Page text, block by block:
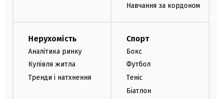
Навчання за кордоном
Нерухомість
Аналітика ринку
Купівля житла
Тренди і натхнення
Спорт
Бокс
Футбол
Теніс
Біатлон